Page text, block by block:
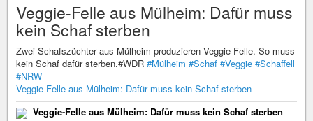
Veggie-Felle aus Mülheim: Dafür muss
kein Schaf sterben
Zwei Schafszüchter aus Mülheim produzieren Veggie-Felle. So muss
kein Schaf dafür sterben.#WDR #Mülheim #Schaf #Veggie #Schaffell
#NRW
Veggie-Felle aus Mülheim: Dafür muss kein Schaf sterben
Veggie-Felle aus Mülheim: Dafür muss kein Schaf sterben